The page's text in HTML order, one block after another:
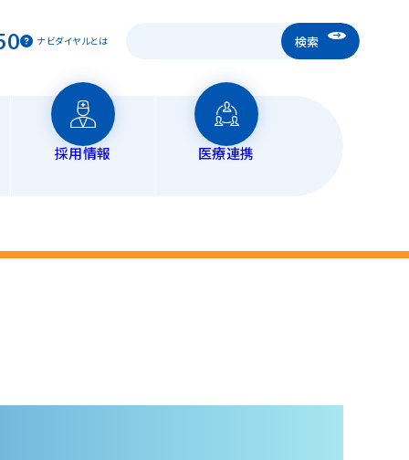
ナビダイヤルとは
ロード
ウンロード
ョン科
診療
採用情報 医療連携